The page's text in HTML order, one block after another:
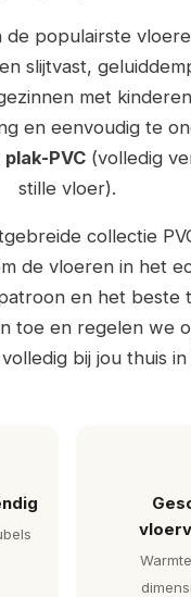
de populairste
slijtvast,
met
en eenvoudig te
plak-PVC (volledig
stille vloer).
collectie
de vloeren in het
en het beste
toe en regelen we
bij jou thuis